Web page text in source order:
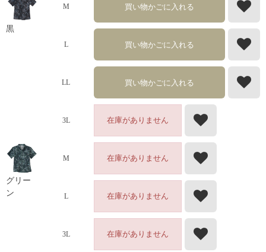
黒
M 買い物かごに入れる
L 買い物かごに入れる
LL 買い物かごに入れる
3L 在庫がありません
グリー
ン
M 在庫がありません
L 在庫がありません
3L 在庫がありません